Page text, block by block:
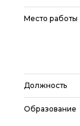
Место работы
Должность
Образование